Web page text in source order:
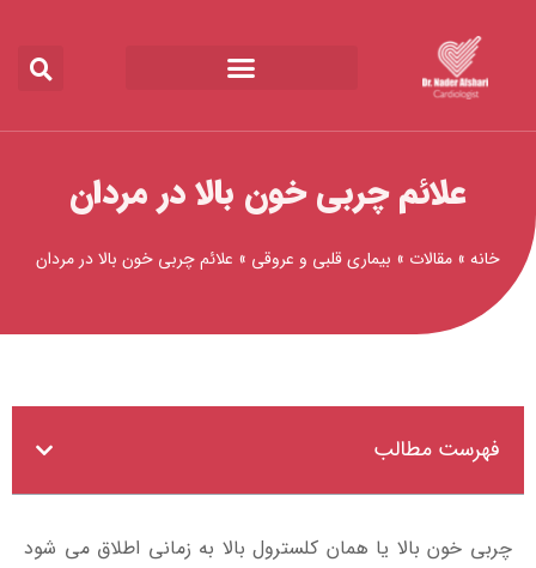
علائم چربی خون بالا در مردان
خانه » مقالات » بیماری قلبی و عروقی » علائم چربی خون بالا در مردان
چربی خون بالا یا همان کلسترول بالا به زمانی اطلاق می شود
فهرست مطالب